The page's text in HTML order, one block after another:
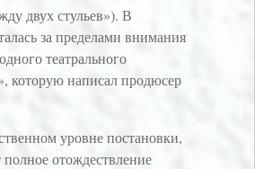
двух стульев»). В
за пределами внимания
театрального
которую написал продюсер
уровне постановки,
отождествление